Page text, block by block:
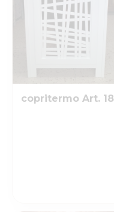
copritermo Art. 18